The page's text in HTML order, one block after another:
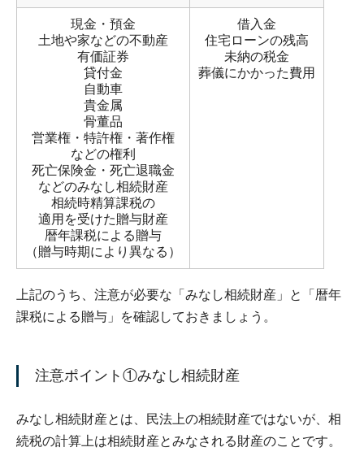
現金・預金
土地や家などの不動産
有価証券
貸付金
自動車
貴金属
骨董品
営業権・特許権・著作権
などの権利
死亡保険金・死亡退職金
などのみなし相続財産
相続時精算課税の
適用を受けた贈与財産
暦年課税による贈与
（贈与時期により異なる）
借入金
住宅ローンの残高
未納の税金
葬儀にかかった費用
上記のうち、注意が必要な「みなし相続財産」と「暦年
課税による贈与」を確認しておきましょう。
注意ポイント①みなし相続財産
みなし相続財産とは、民法上の相続財産ではないが、相
続税の計算上は相続財産とみなされる財産のことです。